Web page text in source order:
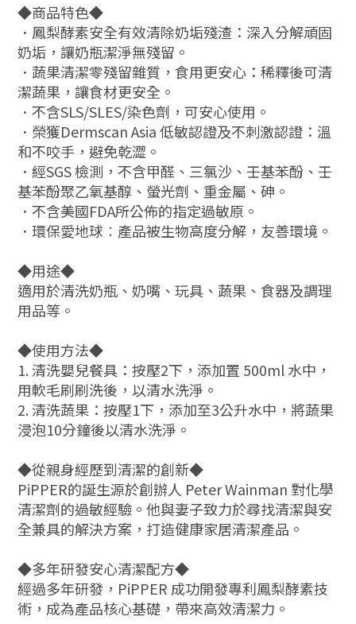
◆商品特色◆
．鳳梨酵素安全有效清除奶垢殘渣：深入分解頑固
奶垢，讓奶瓶潔淨無殘留。
．蔬果清潔零殘留雜質，食用更安心：稀釋後可清
潔蔬果，讓食材更安全。
．不含SLS/SLES/染色劑，可安心使用。
．榮獲Dermscan Asia 低敏認證及不刺激認證：溫
和不咬手，避免乾澀。
．經SGS 檢測，不含甲醛、三氯沙、壬基苯酚、壬
基苯酚聚乙氧基醇、螢光劑、重金屬、砷。
．不含美國FDA所公佈的指定過敏原。
．環保愛地球︰產品被生物高度分解，友善環境。
◆用途◆
適用於清洗奶瓶、奶嘴、玩具、蔬果、食器及調理
用品等。
◆使用方法◆
1. 清洗嬰兒餐具：按壓2下，添加置 500ml 水中，
用軟毛刷刷洗後，以清水洗淨。
2. 清洗蔬果：按壓1下，添加至3公升水中，將蔬果
浸泡10分鐘後以清水洗淨。
◆從親身經歷到清潔的創新◆
PiPPER的誕生源於創辦人 Peter Wainman 對化學
清潔劑的過敏經驗。他與妻子致力於尋找清潔與安
全兼具的解決方案，打造健康家居清潔產品。
◆多年研發安心清潔配方◆
經過多年研發，PiPPER 成功開發專利鳳梨酵素技
術，成為產品核心基礎，帶來高效清潔力。